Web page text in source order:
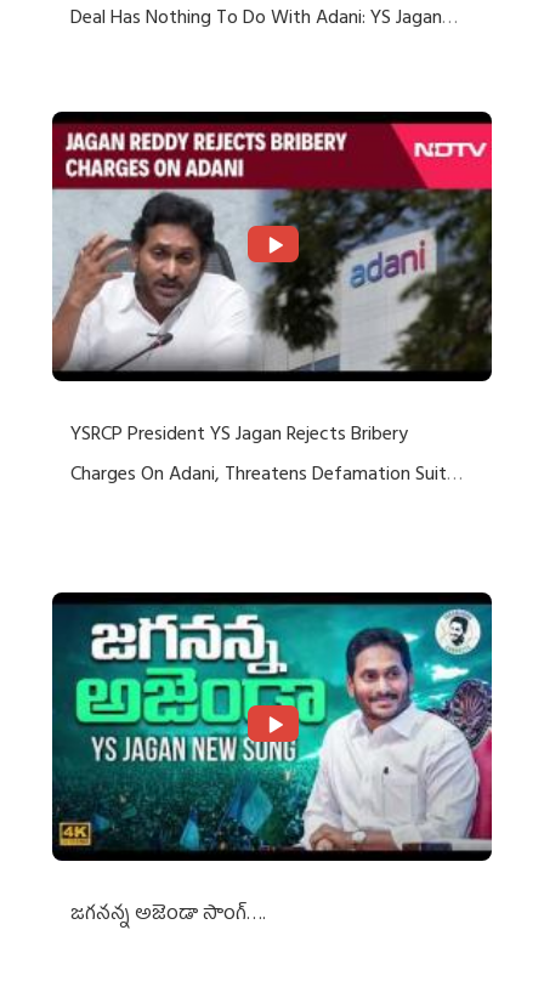
Deal Has Nothing To Do With Adani: YS Jagan
YSRCP President YS Jagan Rejects Bribery
Charges On Adani, Threatens Defamation Suit
జగనన్న అజెండా సాంగ్….